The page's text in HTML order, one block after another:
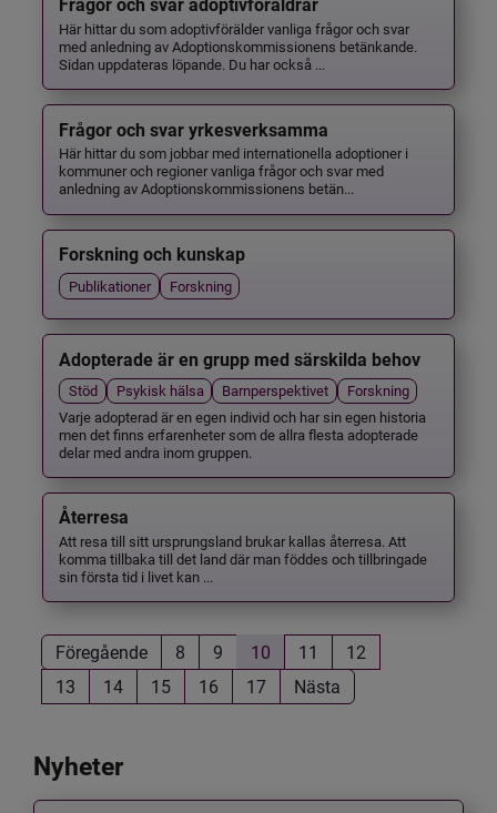
Frågor och svar adoptivföräldrar
Här hittar du som adoptivförälder vanliga frågor och svar
med anledning av Adoptionskommissionens betänkande.
Sidan uppdateras löpande. Du har också ...
Frågor och svar yrkesverksamma
Här hittar du som jobbar med internationella adoptioner i
kommuner och regioner vanliga frågor och svar med
anledning av Adoptionskommissionens betän...
Forskning och kunskap
Publikationer Forskning
Adopterade är en grupp med särskilda behov
Stöd Psykisk hälsa Barnperspektivet
Forskning
Varje adopterad är en egen individ och har sin egen historia
men det finns erfarenheter som de allra flesta adopterade
delar med andra inom gruppen.
Återresa
Att resa till sitt ursprungsland brukar kallas återresa. Att
komma tillbaka till det land där man föddes och tillbringade
sin första tid i livet kan ...
Föregående 8 9 10 11
12
13
14 15 16 17 Nästa
Nyheter